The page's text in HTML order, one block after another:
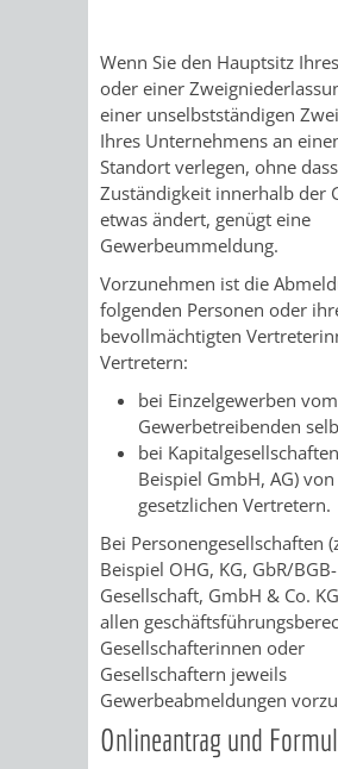
MIT
BEHINDERUNG
MIT
DEMENZ
MIGRANTEN
/
FLÜCHTLINGE
BAUHERREN
AUFGABEN
DER
UNTEREN
SATZUNGEN
IM
BEREICH
TAG
DES
OFFENEN
VERKAUF
BAUPLÄTZE
VERKAUF
HÄUSER
/
/
Wenn Sie den Hauptsitz
oder einer
einer unselbstständigen
Ihres Unternehmens an
Standort verlegen, ohne
Zuständigkeit innerhalb der
etwas ändert, genügt eine
Gewerbeummeldung.
Vorzunehmen ist die
folgenden Personen oder
bevollmächtigten
Vertretern:
bei Einzelgewerben vom
Gewerbetreibenden
bei
Beispiel GmbH, AG)
gesetzlichen Vertretern.
Bei Personengesellschaften
Beispiel OHG, KG, GbR/BGB-
Gesellschaft, GmbH & Co.
allen
Gesellschafterinnen oder
Gesellschaftern jeweils
Gewerbeabmeldungen
Onlineantrag und